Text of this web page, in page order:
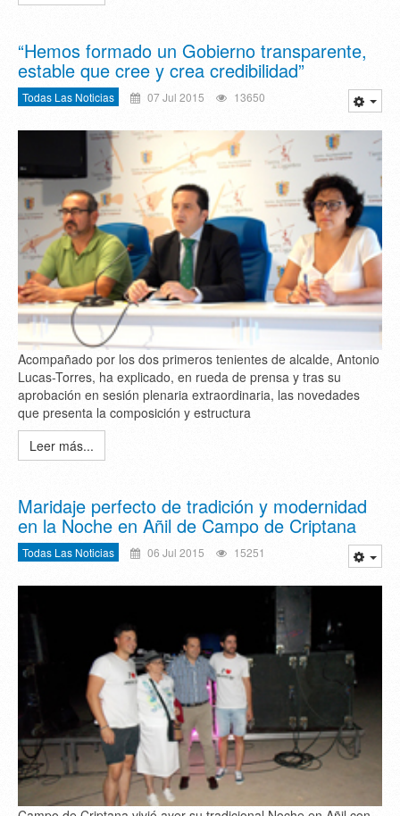
“Hemos formado un Gobierno transparente,
estable que cree y crea credibilidad”
Todas Las Noticias 07 Jul 2015 13650
Acompañado por los dos primeros tenientes de alcalde, Antonio
Lucas-Torres, ha explicado, en rueda de prensa y tras su
aprobación en sesión plenaria extraordinaria, las novedades
que presenta la composición y estructura
Leer más...
Maridaje perfecto de tradición y modernidad
en la Noche en Añil de Campo de Criptana
Todas Las Noticias 06 Jul 2015 15251